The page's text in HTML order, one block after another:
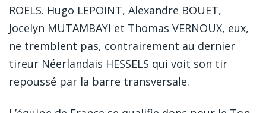
ROELS. Hugo LEPOINT, Alexandre BOUET,
Jocelyn MUTAMBAYI et Thomas VERNOUX, eux,
ne tremblent pas, contrairement au dernier
tireur Néerlandais HESSELS qui voit son tir
repoussé par la barre transversale.